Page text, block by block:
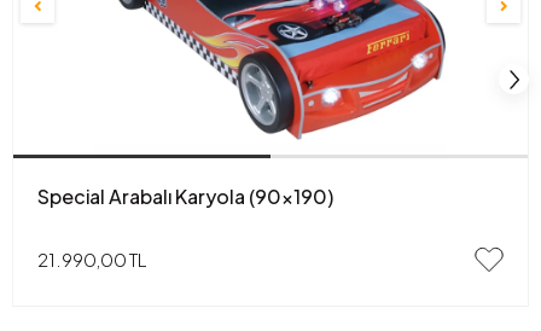
Special Arabalı Karyola (90x190)
21.990,00 TL